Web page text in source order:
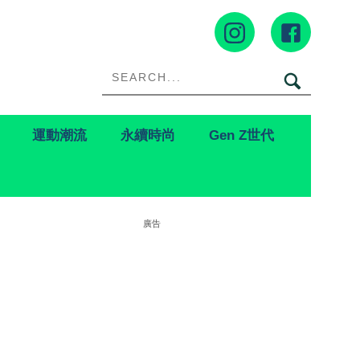
運動潮流 永續時尚 Gen Z世代
廣告